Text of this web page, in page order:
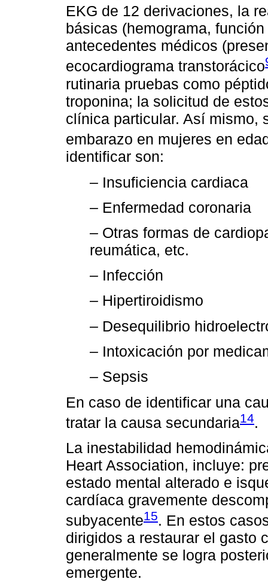
EKG de 12 derivaciones, la
básicas (hemograma,
antecedentes médicos
ecocardiograma transtorácico
rutinaria pruebas como
troponina; la solicitud de
clínica particular. Así mismo,
embarazo en mujeres en
identificar son:
– Insuficiencia cardiaca
– Enfermedad coronaria
– Otras formas de
reumática, etc.
– Infección
– Hipertiroidismo
– Desequilibrio
– Intoxicación por
– Sepsis
En caso de identificar una
tratar la causa secundaria14.
La inestabilidad
Heart Association, incluye:
estado mental alterado e
cardíaca gravemente
subyacente15. En estos
dirigidos a restaurar el gasto
generalmente se logra
emergente.